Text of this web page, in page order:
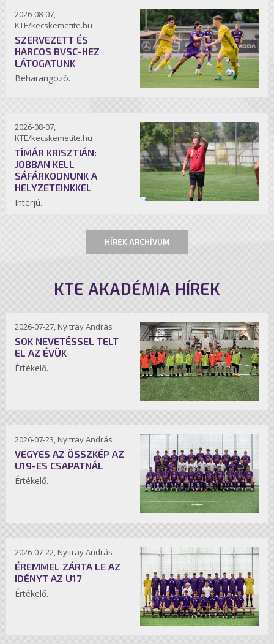
2026-08-07,
KTE/kecskemetite.hu
SZERVEZETT ÉS
HARCOS BVSC-HEZ
LÁTOGATUNK
Beharangozó.
2026-08-07,
KTE/kecskemetite.hu
TÍMÁR KRISZTIÁN:
JOBBAN KELL
SÁFÁRKODNUNK A
HELYZETEINKKEL
Interjú.
HÍREK ARCHÍVUM
KTE AKADÉMIA HÍREK
2026-07-27, Nyitray András
SOK NEVETÉSSEL TELT
EL AZ ÉVÜK
Értékelő.
2026-07-23, Nyitray András
VEGYES AZ ÖSSZKÉP AZ
U19-ES CSAPATNÁL
Értékelő.
2026-07-22, Nyitray András
ÉREMMEL ZÁRTA LE AZ
IDÉNYT AZ U17
Értékelő.